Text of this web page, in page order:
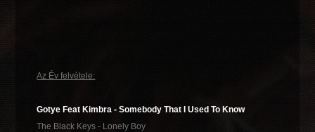
Az Év felvétele:
Gotye Feat Kimbra - Somebody That I Used To Know
The Black Keys - Lonely Boy